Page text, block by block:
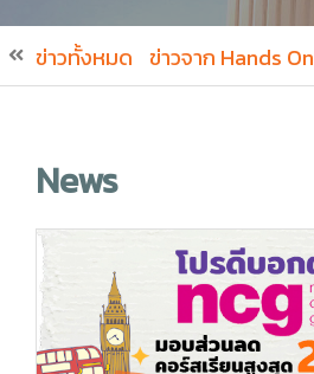
ข่าวทั้งหมด ข่าวจาก Hands On
News